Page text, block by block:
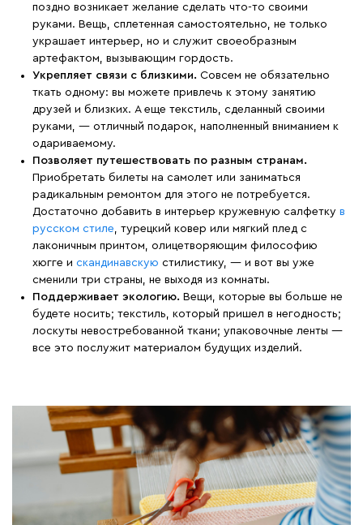
поздно возникает желание сделать что-то своими
руками. Вещь, сплетенная самостоятельно, не только
украшает интерьер, но и служит своеобразным
артефактом, вызывающим гордость.
Укрепляет связи с близкими. Совсем не обязательно
ткать одному: вы можете привлечь к этому занятию
друзей и близких. А еще текстиль, сделанный своими
руками, — отличный подарок, наполненный вниманием к
одариваемому.
Позволяет путешествовать по разным странам.
Приобретать билеты на самолет или заниматься
радикальным ремонтом для этого не потребуется.
Достаточно добавить в интерьер кружевную салфетку в
русском стиле, турецкий ковер или мягкий плед с
лаконичным принтом, олицетворяющим философию
хюгге и скандинавскую стилистику, — и вот вы уже
сменили три страны, не выходя из комнаты.
Поддерживает экологию. Вещи, которые вы больше не
будете носить; текстиль, который пришел в негодность;
лоскуты невостребованной ткани; упаковочные ленты —
все это послужит материалом будущих изделий.